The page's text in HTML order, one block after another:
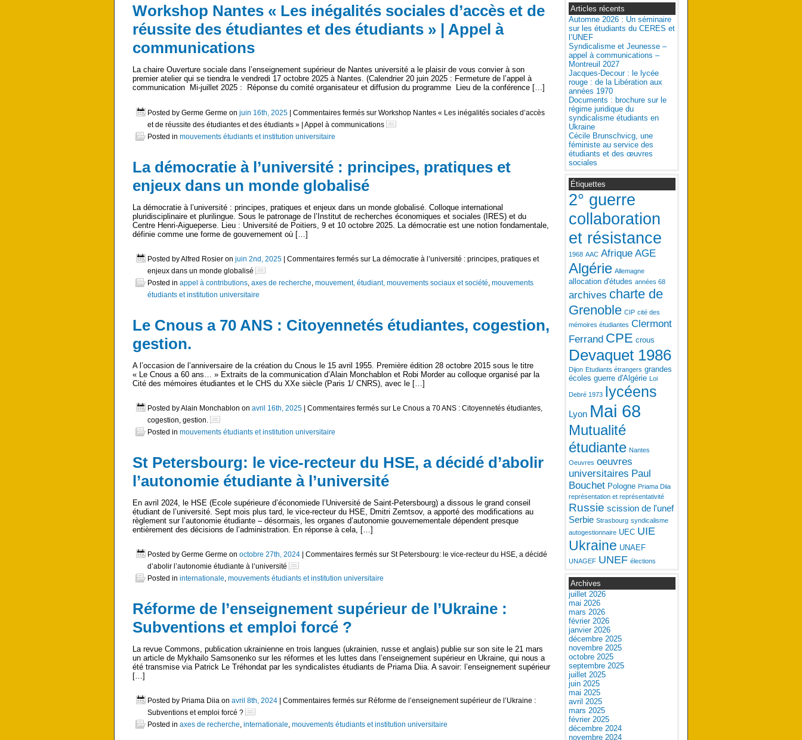
Workshop Nantes « Les inégalités sociales d’accès et de
réussite des étudiantes et des étudiants » | Appel à
communications
La chaire Ouverture sociale dans l’enseignement supérieur de Nantes université a le plaisir de vous convier à son
premier atelier qui se tiendra le vendredi 17 octobre 2025 à Nantes. (Calendrier 20 juin 2025 : Fermeture de l’appel à
communication Mi-juillet 2025 : Réponse du comité organisateur et diffusion du programme Lieu de la conférence […]
Posted by Germe Germe on juin 16th, 2025 | Commentaires fermés sur Workshop Nantes « Les inégalités sociales d’accès
et de réussite des étudiantes et des étudiants » | Appel à communications
Posted in mouvements étudiants et institution universitaire
La démocratie à l’université : principes, pratiques et
enjeux dans un monde globalisé
La démocratie à l’université : principes, pratiques et enjeux dans un monde globalisé. Colloque international
pluridisciplinaire et plurilingue. Sous le patronage de l’Institut de recherches économiques et sociales (IRES) et du
Centre Henri-Aigueperse. Lieu : Université de Poitiers, 9 et 10 octobre 2025. La démocratie est une notion fondamentale,
définie comme une forme de gouvernement où […]
Posted by Alfred Rosier on juin 2nd, 2025 | Commentaires fermés sur La démocratie à l’université : principes, pratiques et
enjeux dans un monde globalisé
Posted in appel à contributions axes de recherche mouvement, étudiant, mouvements sociaux et société mouvements
étudiants et institution universitaire
Le Cnous a 70 ANS : Citoyennetés étudiantes, cogestion,
gestion.
A l’occasion de l’anniversaire de la création du Cnous le 15 avril 1955. Première édition 28 octobre 2015 sous le titre
« Le Cnous a 60 ans… » Extraits de la communication d’Alain Monchablon et Robi Morder au colloque organisé par la
Cité des mémoires étudiantes et le CHS du XXe siècle (Paris 1/ CNRS), avec le […]
Posted by Alain Monchablon on avril 16th, 2025 | Commentaires fermés sur Le Cnous a 70 ANS : Citoyennetés étudiantes,
cogestion, gestion.
Posted in mouvements étudiants et institution universitaire
St Petersbourg: le vice-recteur du HSE, a décidé d’abolir
l’autonomie étudiante à l’université
En avril 2024, le HSE (Ecole supérieure d’économiede l’Université de Saint-Petersbourg) a dissous le grand conseil
étudiant de l’université. Sept mois plus tard, le vice-recteur du HSE, Dmitri Zemtsov, a apporté des modifications au
règlement sur l’autonomie étudiante – désormais, les organes d’autonomie gouvernementale dépendent presque
entièrement des décisions de l’administration. En réponse à cela, […]
Posted by Germe Germe on octobre 27th, 2024 | Commentaires fermés sur St Petersbourg: le vice-recteur du HSE, a décidé
d’abolir l’autonomie étudiante à l’université
Posted in internationale mouvements étudiants et institution universitaire
Réforme de l’enseignement supérieur de l’Ukraine :
Subventions et emploi forcé ?
La revue Commons, publication ukrainienne en trois langues (ukrainien, russe et anglais) publie sur son site le 21 mars
un article de Mykhailo Samsonenko sur les réformes et les luttes dans l’enseignement supérieur en Ukraine, qui nous a
été transmise via Patrick Le Tréhondat par les syndicalistes étudiants de Priama Diia. A savoir: l’enseignement supérieur
[…]
Posted by Priama Diia on avril 8th, 2024 | Commentaires fermés sur Réforme de l’enseignement supérieur de l’Ukraine :
Subventions et emploi forcé ?
Posted in axes de recherche internationale mouvements étudiants et institution universitaire
Articles récents
Automne 2026 : Un séminaire
sur les étudiants du CERES et
l’UNEF
Syndicalisme et Jeunesse –
appel à communications –
Montreuil 2027
Jacques-Decour : le lycée
rouge : de la Libération aux
années 1970
Documents : brochure sur le
régime juridique du
syndicalisme étudiants en
Ukraine
Cécile Brunschvicg, une
féministe au service des
étudiants et des œuvres
sociales
Étiquettes
2° guerre
collaboration
et résistance
1968 AAC Afrique AGE
Algérie Allemagne
allocation d'études années 68
archives charte de
Grenoble CIP cité des
mémoires étudiantes Clermont
Ferrand CPE crous
Devaquet 1986
Dijon Etudiants étrangers grandes
écoles guerre d'Algérie Loi
Debré 1973 lycéens
Lyon Mai 68
Mutualité
étudiante Nantes
Oeuvres oeuvres
universitaires Paul
Bouchet Pologne Priama Diia
représentation et représentativité
Russie scission de l'unef
Serbie Strasbourg syndicalisme
autogestionnaire UEC UIE
Ukraine UNAEF
UNAGEF UNEF élections
Archives
juillet 2026
mai 2026
mars 2026
février 2026
janvier 2026
décembre 2025
novembre 2025
octobre 2025
septembre 2025
juillet 2025
juin 2025
mai 2025
avril 2025
mars 2025
février 2025
décembre 2024
novembre 2024